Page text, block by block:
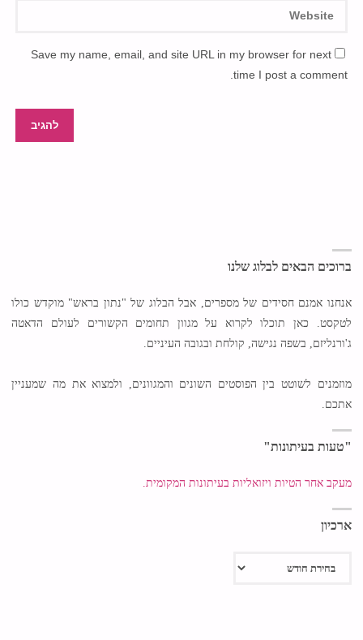
Save my name, email, and site URL in my browser for next
time I post a comment.
ברוכים הבאים לבלוג שלנו
אנחנו אמנם חסידים של מספרים, אבל הבלוג של "נתון בראש" מוקדש כולו
לטקסט. כאן תוכלו לקרוא על מגוון תחומים הקשורים לעולם הדאטה
ג'ורנליזם, בשפה נגישה, קולחת ובגובה העיניים.
מוזמנים לשוטט בין הפוסטים השונים והמגוונים, ולמצוא את מה שמעניין
אתכם.
"טעות בעיתונות"
מעקב אחר הטיות ויזואליות בעיתונות המקומית.
ארכיון